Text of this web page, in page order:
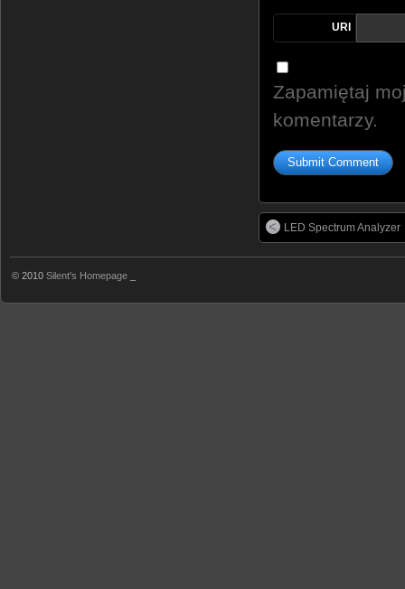
URI
Zapamiętaj
komentarzy.
LED Spectrum Analyzer
© 2010 Silent's Homepage